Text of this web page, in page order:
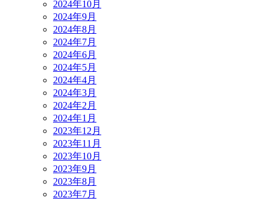
2024年10月
2024年9月
2024年8月
2024年7月
2024年6月
2024年5月
2024年4月
2024年3月
2024年2月
2024年1月
2023年12月
2023年11月
2023年10月
2023年9月
2023年8月
2023年7月